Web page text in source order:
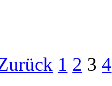
1 2 3 4